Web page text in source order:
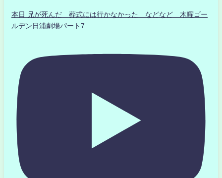
本日 兄が死んだ 葬式には行かなかった などなど 木曜ゴー
ルデン日浦劇場パート7